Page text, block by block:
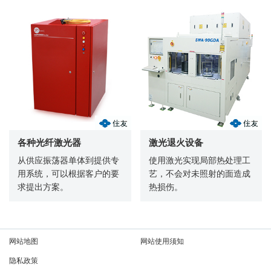
各种光纤激光器
从供应振荡器单体到提供专
用系统，可以根据客户的要
求提出方案。
激光退火设备
使用激光实现局部热处理工
艺，不会对未照射的面造成
热损伤。
网站地图 网站使用须知
隐私政策